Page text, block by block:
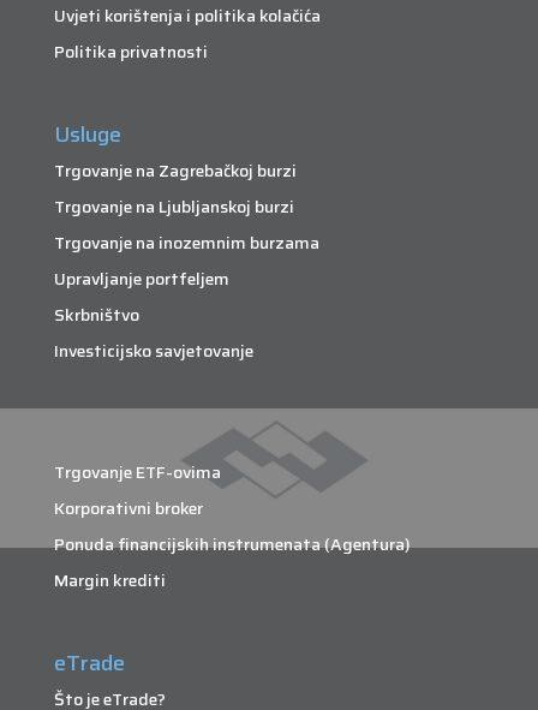
Uvjeti korištenja i politika kolačića
Politika privatnosti
Usluge
Trgovanje na Zagrebačkoj burzi
Trgovanje na Ljubljanskoj burzi
Trgovanje na inozemnim burzama
Upravljanje portfeljem
Skrbništvo
Investicijsko savjetovanje
Trgovanje ETF-ovima
Korporativni broker
Ponuda financijskih instrumenata (Agentura)
Margin krediti
eTrade
Što je eTrade?